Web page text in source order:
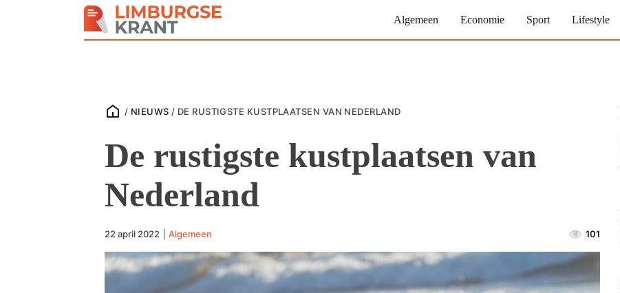
Algemeen Economie Sport Lifestyle
/ NIEUWS / DE RUSTIGSTE KUSTPLAATSEN VAN NEDERLAND
De rustigste kustplaatsen van
Nederland
22 april 2022 Algemeen 101